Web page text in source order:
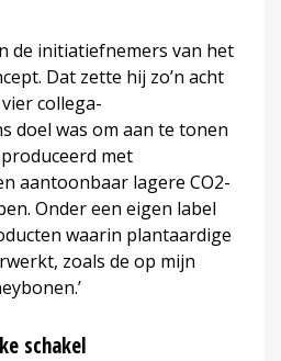
de initiatiefnemers van het
Dat zette hij zo’n acht
collega-
doel was om aan te tonen
met
aantoonbaar lagere CO2-
Onder een eigen label
waarin plantaardige
zoals de op mijn
schakel